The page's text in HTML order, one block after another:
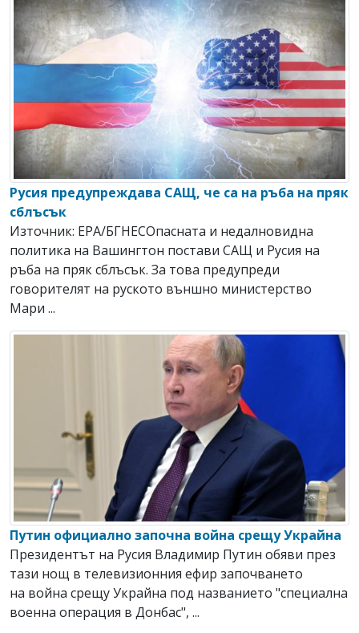
Русия предупреждава САЩ, че са на ръба на пряк
сблъсък
Източник: EPA/БГНЕСОпасната и недалновидна
политика на Вашингтон постави САЩ и Русия на
ръба на пряк сблъсък. За това предупреди
говорителят на руското външно министерство
Мари ...
Путин официално започна война срещу Украйна
Президентът на Русия Владимир Путин обяви през
тази нощ в телевизионния ефир започването
на война срещу Украйна под названието "специална
военна операция в Донбас", ...